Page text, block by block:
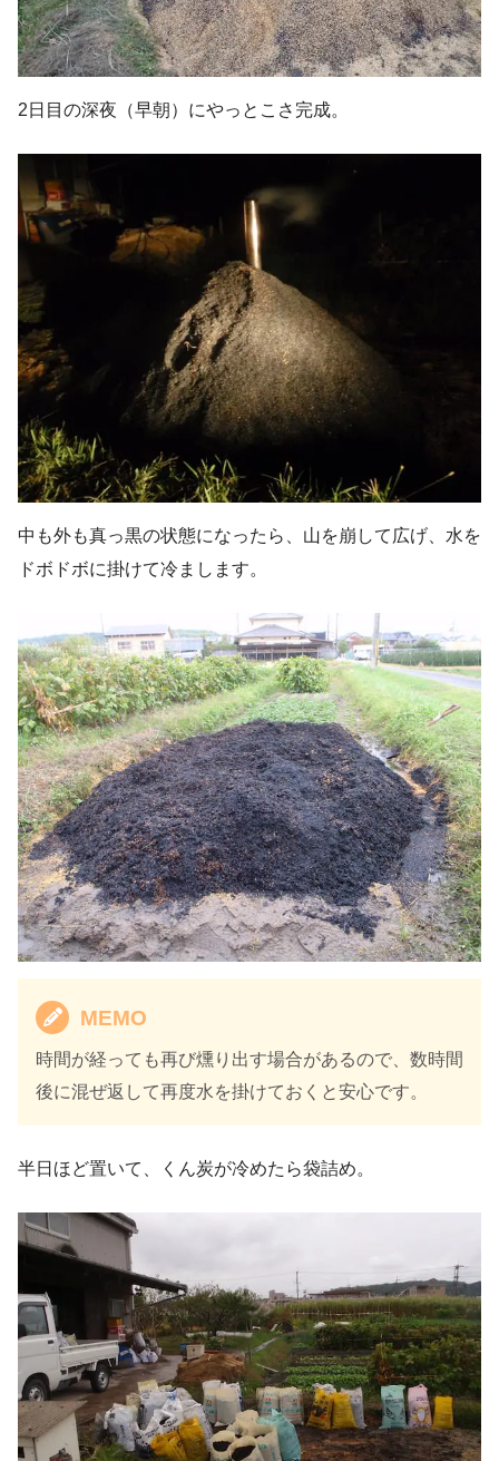
2日目の深夜（早朝）にやっとこさ完成。
中も外も真っ黒の状態になったら、山を崩して広げ、水を
ドボドボに掛けて冷まします。
MEMO
時間が経っても再び燻り出す場合があるので、数時間
後に混ぜ返して再度水を掛けておくと安心です。
半日ほど置いて、くん炭が冷めたら袋詰め。